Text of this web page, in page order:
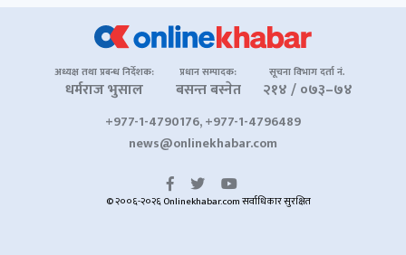
अध्यक्ष तथा प्रबन्ध निर्देशक:
धर्मराज भुसाल
प्रधान सम्पादक:
बसन्त बस्नेत
सूचना विभाग दर्ता नं.
२१४ / ०७३–७४
+977-1-4790176, +977-1-4796489
news@onlinekhabar.com
© २००६-२०२६ Onlinekhabar.com सर्वाधिकार सुरक्षित